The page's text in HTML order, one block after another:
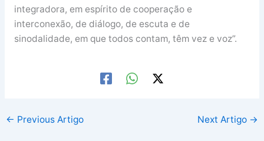
integradora, em espírito de cooperação e
interconexão, de diálogo, de escuta e de
sinodalidade, em que todos contam, têm vez e voz”.
← Previous Artigo Next Artigo →